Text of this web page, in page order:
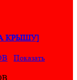
КРЫШУ]
Показать